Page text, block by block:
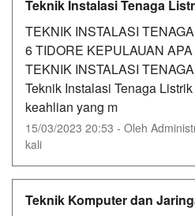
Teknik Instalasi Tenaga
TEKNIK INSTALASI
6 TIDORE KEPULAUAN
TEKNIK INSTALASI
Teknik Instalasi Tenaga
keahlian yang m
15/03/2023 20:53 - Oleh
kali
Teknik Komputer dan